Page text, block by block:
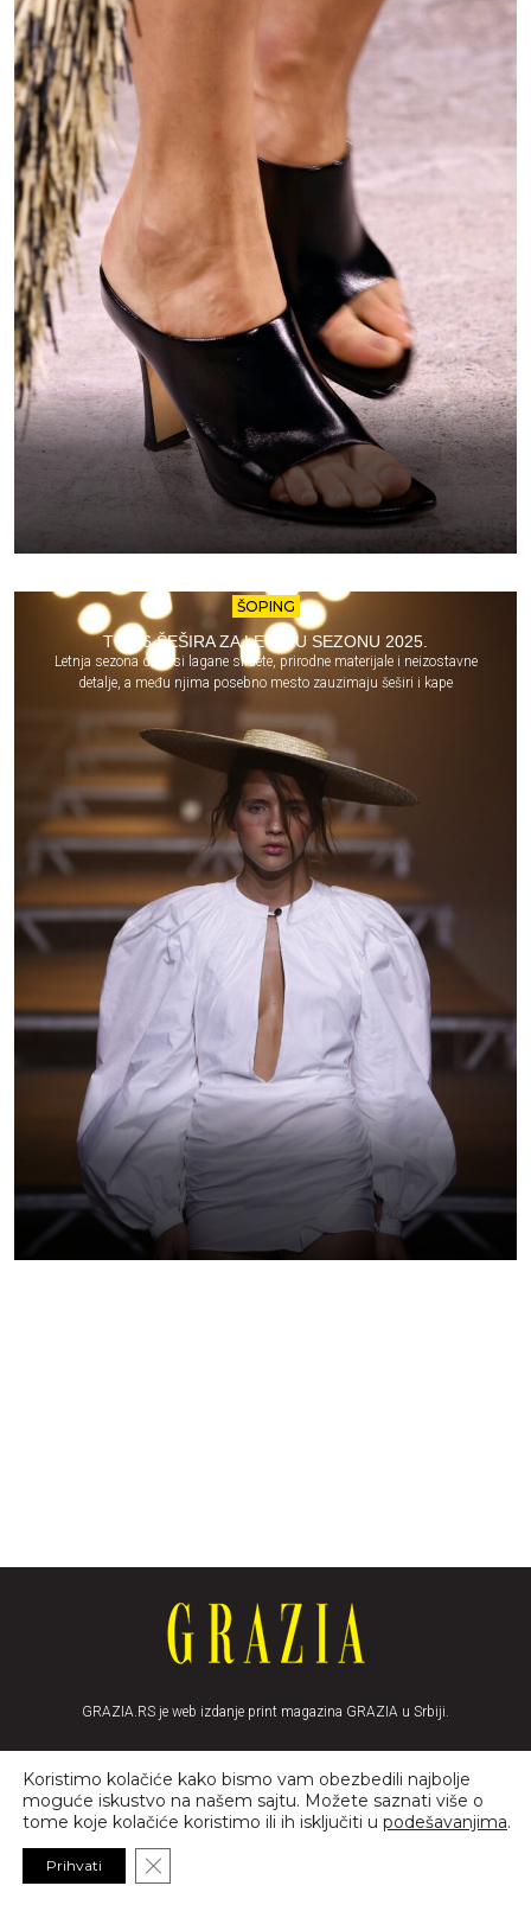
ŠOPING
TOP 6 ŠEŠIRA ZA LETNJU SEZONU 2025.
Letnja sezona donosi lagane siluete, prirodne materijale i neizostavne
detalje, a među njima posebno mesto zauzimaju šeširi i kape
GRAZIA.RS je web izdanje print magazina GRAZIA u Srbiji.
Koristimo kolačiće kako bismo vam obezbedili najbolje
moguće iskustvo na našem sajtu. Možete saznati više o
tome koje kolačiće koristimo ili ih isključiti u podešavanjima.
Prihvati Close GDPR Cookie Banner